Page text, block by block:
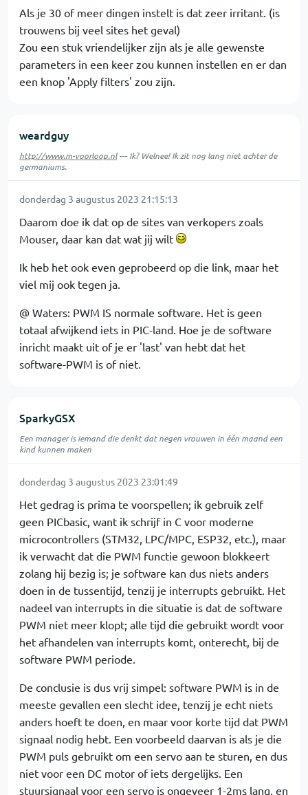
Als je 30 of meer dingen instelt is dat zeer irritant. (is
trouwens bij veel sites het geval)
Zou een stuk vriendelijker zijn als je alle gewenste
parameters in een keer zou kunnen instellen en er dan
een knop 'Apply filters' zou zijn.
weardguy
http://www.m-voorloop.nl--- Ik? Welnee! Ik zit nog lang niet achter de
germaniums.
donderdag 3 augustus 2023 21:15:13
Daarom doe ik dat op de sites van verkopers zoals
Mouser, daar kan dat wat jij wilt
Ik heb het ook even geprobeerd op die link, maar het
viel mij ook tegen ja.
@ Waters: PWM IS normale software. Het is geen
totaal afwijkend iets in PIC-land. Hoe je de software
inricht maakt uit of je er 'last' van hebt dat het
software-PWM is of niet.
SparkyGSX
Een manager is iemand die denkt dat negen vrouwen in één maand een
kind kunnen maken
donderdag 3 augustus 2023 23:01:49
Het gedrag is prima te voorspellen; ik gebruik zelf
geen PICbasic, want ik schrijf in C voor moderne
microcontrollers (STM32, LPC/MPC, ESP32, etc.), maar
ik verwacht dat die PWM functie gewoon blokkeert
zolang hij bezig is; je software kan dus niets anders
doen in de tussentijd, tenzij je interrupts gebruikt. Het
nadeel van interrupts in die situatie is dat de software
PWM niet meer klopt; alle tijd die gebruikt wordt voor
het afhandelen van interrupts komt, onterecht, bij de
software PWM periode.
De conclusie is dus vrij simpel: software PWM is in de
meeste gevallen een slecht idee, tenzij je echt niets
anders hoeft te doen, en maar voor korte tijd dat PWM
signaal nodig hebt. Een voorbeeld daarvan is als je die
PWM puls gebruikt om een servo aan te sturen, en dus
niet voor een DC motor of iets dergelijks. Een
stuursignaal voor een servo is ongeveer 1-2ms lang, en